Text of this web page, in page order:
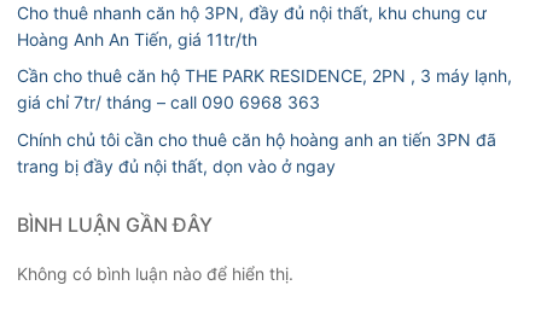
Cho thuê nhanh căn hộ 3PN, đầy đủ nội thất, khu chung cư
Hoàng Anh An Tiến, giá 11tr/th
Cần cho thuê căn hộ THE PARK RESIDENCE, 2PN , 3 máy lạnh,
giá chỉ 7tr/ tháng – call 090 6968 363
Chính chủ tôi cần cho thuê căn hộ hoàng anh an tiến 3PN đã
trang bị đầy đủ nội thất, dọn vào ở ngay
BÌNH LUẬN GẦN ĐÂY
Không có bình luận nào để hiển thị.